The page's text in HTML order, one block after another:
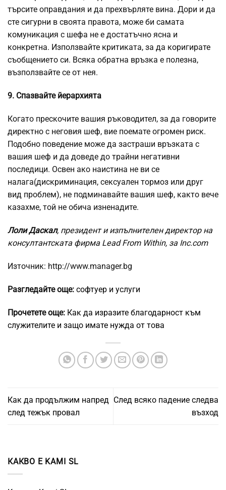
търсите оправдания и да прехвърляте вина. Дори и да
сте сигурни в своята правота, може би самата
комуникация с шефа не е достатъчно ясна и
конкретна. Използвайте критиката, за да коригирате
съобщението си. Всяка обратна връзка е полезна,
възползвайте се от нея.
9. Спазвайте йерархията
Когато прескочите вашия ръководител, за да говорите
директно с неговия шеф, вие поемате огромен риск.
Подобно поведение може да застраши връзката с
вашия шеф и да доведе до трайни негативни
последици. Освен ако наистина не ви се
налага(дискриминация, сексуален тормоз или друг
вид проблем), не подминавайте вашия шеф, както вече
казахме, той не обича изненадите.
Лоли Даскал, президент и изпълнителен директор на
консултантската фирма Lead From Within, за Inc.com
Източник: http://www.manager.bg
Разгледайте още: софтуер и услуги
Прочетете още: Как да изразите благодарност към
служителите и защо имате нужда от това
Как да продължим напред
след тежък провал
След всяко падение следва
възход
КАКВО Е KAMI SL